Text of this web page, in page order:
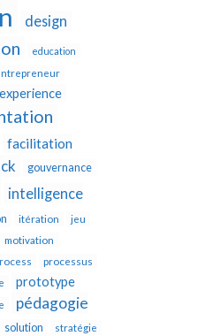
design
education
experience
facilitation
gouvernance
intelligence
itération jeu
motivation
processus
prototype
pédagogie
solution stratégie